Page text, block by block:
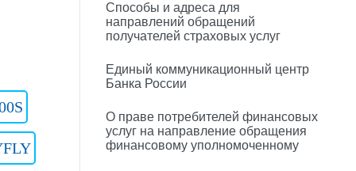
Способы и адреса для
направлений обращений
получателей страховых услуг
Единый коммуникационный центр
Банка России
О праве потребителей финансовых
услуг на направление обращения
финансовому уполномоченному